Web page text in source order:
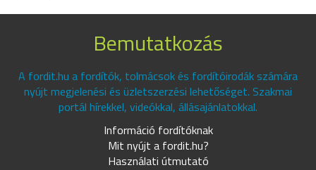
Bemutatkozás
A fordit.hu a fordítók, tolmácsok és fordítóirodák számára
nyújt megjelenési és üzletszerzési lehetőséget. Szakmai
portál hírekkel, videókkal, állásajánlatokkal.
Információ fordítóknak
Mit nyújt a fordit.hu?
Használati útmutató